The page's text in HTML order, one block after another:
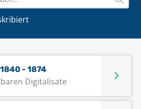
- 1874
Digitalisate